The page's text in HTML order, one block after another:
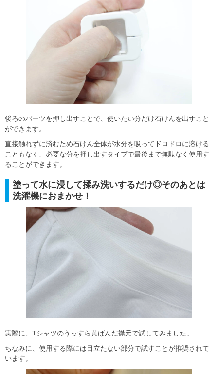
後ろのパーツを押し出すことで、使いたい分だけ石けんを出すこと
ができます。
直接触れずに済むため石けん全体が水分を吸ってドロドロに溶ける
こともなく、必要な分を押し出すタイプで最後まで無駄なく使用す
ることができます。
塗って水に浸して揉み洗いするだけ◎そのあとは
洗濯機におまかせ！
実際に、Tシャツのうっすら黄ばんだ襟元で試してみました。
ちなみに、使用する際には目立たない部分で試すことが推奨されて
います。